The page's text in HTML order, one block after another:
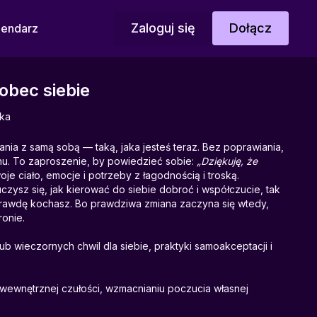
Zaloguj się Dołącz
siebie
z samą sobą — taką, jaka jesteś teraz. Bez poprawiania,
To zaproszenie, by powiedzieć sobie: „Dziękuję, że
ciało, emocje i potrzeby z łagodnością i troską.
się, jak kierować do siebie dobroć i współczucie, tak
kochasz. Bo prawdziwa zmiana zaczyna się wtedy,
wieczornych chwil dla siebie, praktyki samoakceptacji i
czułości, wzmacnianiu poczucia własnej
i krytycyzmu wobec siebie.